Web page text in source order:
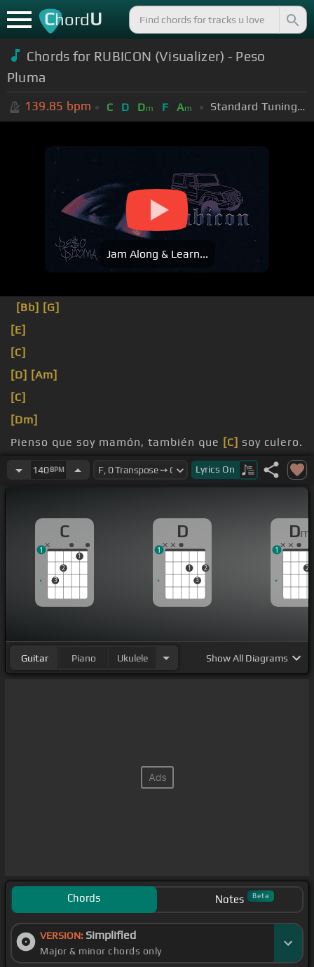
ChordU
Chords for RUBICON (Visualizer) - Peso
Pluma
139.85 bpm C D Dm F Am Standard Tuning (EADGBE)
Jam Along & Learn...
[Bb] [G]
[E]
[C]
[D] [Am]
[C]
[Dm]
Pienso que soy mamón, también que [C] soy culero.
No les pongo atención y muy poco[Gm]les [Dm]
140BPM Lyrics On
C
3
2
1
1
D
1
3
2
1
Dm
2
1
Guitar Piano Ukulele ShowAll Diagrams
Chords Notes Beta
VERSION: Simplified
Major & minor chords only